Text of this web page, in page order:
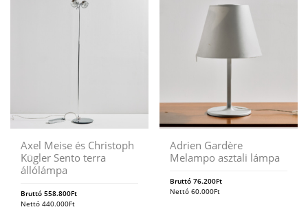
Axel Meise és Christoph
Kügler Sento terra
állólámpa
Bruttó 558.800Ft
Nettó 440.000Ft
Adrien Gardère
Melampo asztali lámpa
Bruttó76.200Ft
Nettó60.000Ft